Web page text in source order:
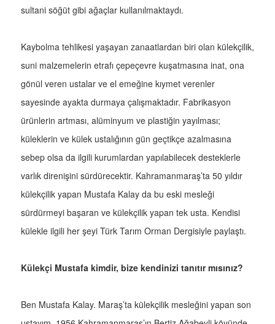
sultani söğüt gibi ağaçlar kullanılmaktaydı.
Kaybolma tehlikesi yaşayan zanaatlardan biri olan külekçilik,
suni malzemelerin etrafı çepeçevre kuşatmasına inat, ona
gönül veren ustalar ve el emeğine kıymet verenler
sayesinde ayakta durmaya çalışmaktadır. Fabrikasyon
ürünlerin artması, alüminyum ve plastiğin yayılması;
küleklerin ve külek ustalığının gün geçtikçe azalmasına
sebep olsa da ilgili kurumlardan yapılabilecek desteklerle
varlık direnişini sürdürecektir. Kahramanmaraş’ta 50 yıldır
külekçilik yapan Mustafa Kalay da bu eski mesleği
sürdürmeyi başaran ve külekçilik yapan tek usta. Kendisi
külekle ilgili her şeyi Türk Tarım Orman Dergisiyle paylaştı.
Külekçi Mustafa kimdir, bize kendinizi tanıtır mısınız?
Ben Mustafa Kalay. Maraş’ta külekçilik mesleğini yapan son